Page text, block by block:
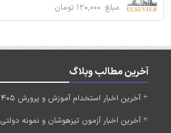
مبلغ: ۱۲۰,۰۰۰ تومان
آخرین مطالب وبلاگ
آخرین اخبار استخدام آموزش و پرورش 1405 (به زودی)
آخرین اخبار آزمون تیزهوشان و نمونه دولتی